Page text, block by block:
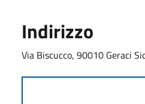
Indirizzo
Via Biscucco, 90010 Geraci